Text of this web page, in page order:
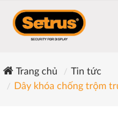
Trang chủ
Tin tức
Dây khóa chống trộm